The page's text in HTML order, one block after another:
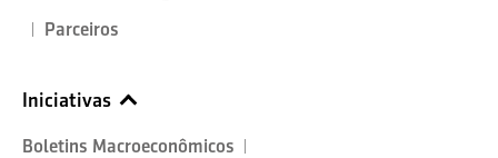
Parceiros
Iniciativas
Boletins Macroeconômicos